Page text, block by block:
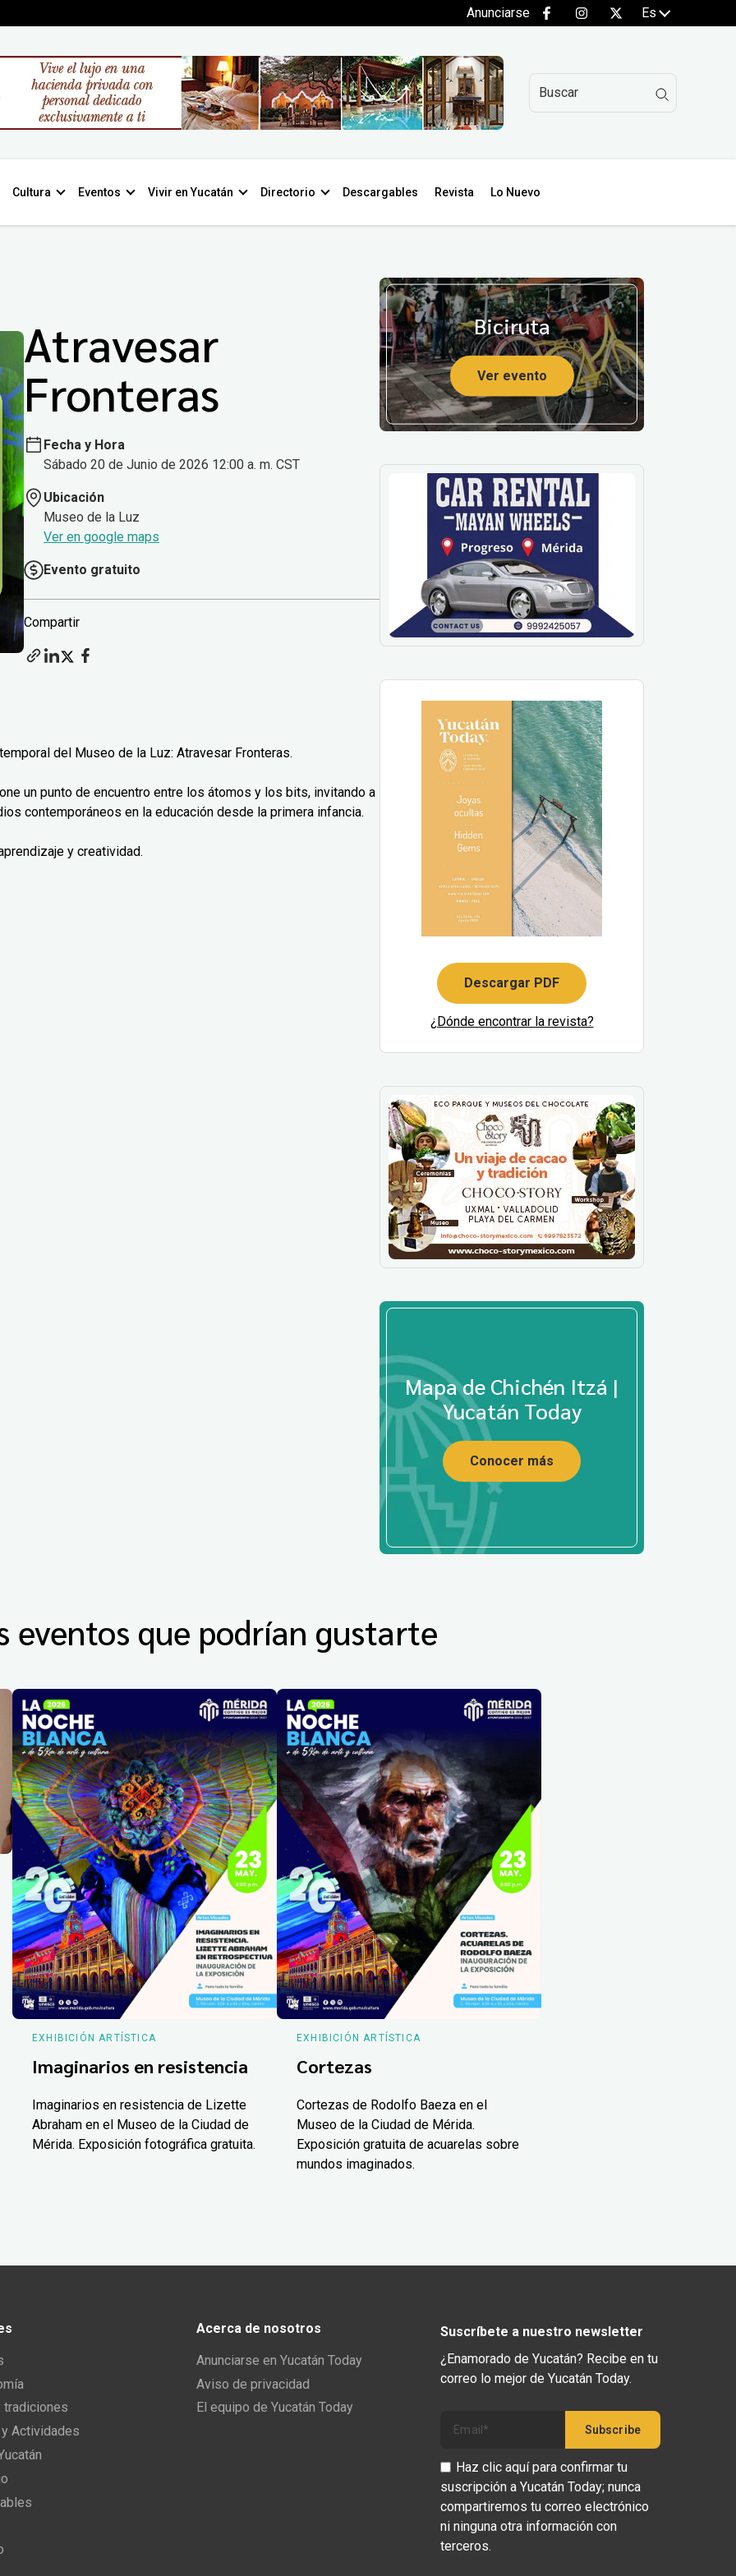
Anunciarse Es
Cultura Eventos Vivir en Yucatán Directorio Descargables Revista Lo Nuevo
Atravesar
Fronteras
Fecha y Hora
Sábado 20 de Junio de 2026 12:00 a. m. CST
Ubicación
Museo de la Luz
Ver en google maps
Evento gratuito
Compartir
del Museo de la Luz: Atravesar Fronteras.
un punto de encuentro entre los átomos y los bits, invitando a
contemporáneos en la educación desde la primera infancia.
y creatividad.
Biciruta
Ver evento
Descargar PDF
¿Dónde encontrar la revista?
Mapa de Chichén Itzá |
Yucatán Today
Conocer más
eventos que podrían gustarte
EXHIBICIÓN ARTÍSTICA
Imaginarios en resistencia
Imaginarios en resistencia de Lizette
Abraham en el Museo de la Ciudad de
Mérida. Exposición fotográfica gratuita.
EXHIBICIÓN ARTÍSTICA
Cortezas
Cortezas de Rodolfo Baeza en el
Museo de la Ciudad de Mérida.
Exposición gratuita de acuarelas sobre
mundos imaginados.
tradiciones
Actividades
Acerca de nosotros
Anunciarse en Yucatán Today
Aviso de privacidad
El equipo de Yucatán Today
Suscríbete a nuestro newsletter
¿Enamorado de Yucatán? Recibe en tu
correo lo mejor de Yucatán Today.
Haz clic aquí para confirmar tu
suscripción a Yucatán Today; nunca
compartiremos tu correo electrónico
ni ninguna otra información con
terceros.